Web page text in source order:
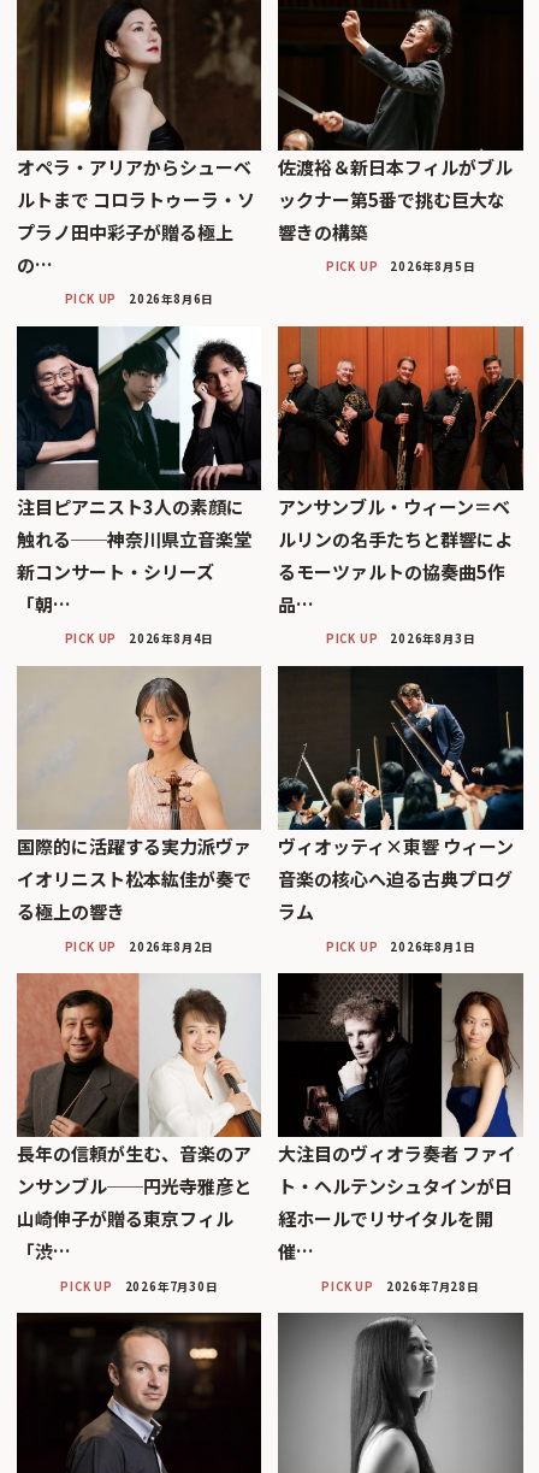
オペラ・アリアからシューベ
ルトまで コロラトゥーラ・ソ
プラノ田中彩子が贈る極上
の…
PICK UP 2026年8月6日
佐渡裕＆新日本フィルがブル
ックナー第5番で挑む巨大な
響きの構築
PICK UP 2026年8月5日
注目ピアニスト3人の素顔に
触れる──神奈川県立音楽堂
新コンサート・シリーズ
「朝…
PICK UP 2026年8月4日
アンサンブル・ウィーン＝ベ
ルリンの名手たちと群響によ
るモーツァルトの協奏曲5作
品…
PICK UP 2026年8月3日
国際的に活躍する実力派ヴァ
イオリニスト松本紘佳が奏で
る極上の響き
PICK UP 2026年8月2日
ヴィオッティ×東響 ウィーン
音楽の核心へ迫る古典プログ
ラム
PICK UP 2026年8月1日
長年の信頼が生む、音楽のア
ンサンブル──円光寺雅彦と
山崎伸子が贈る東京フィル
「渋…
PICK UP 2026年7月30日
大注目のヴィオラ奏者 ファイ
ト・ヘルテンシュタインが日
経ホールでリサイタルを開
催…
PICK UP 2026年7月28日